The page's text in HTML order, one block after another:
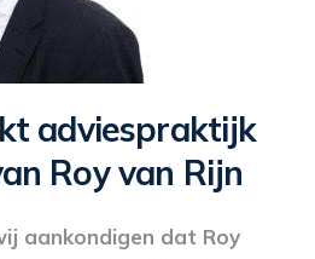
adviespraktijk
Roy van Rijn
aankondigen dat Roy